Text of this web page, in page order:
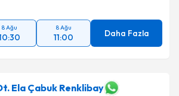
8 Ağu 8 Ağu
11:00 Daha Fazla
Ela Çabuk Renklibay